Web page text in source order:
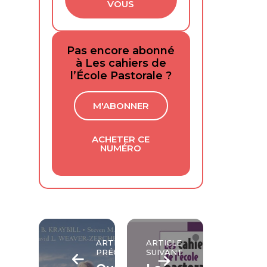
VOUS
Pas encore abonné
à Les cahiers de
l’École Pastorale ?
M'ABONNER
ACHETER CE
NUMÉRO
ARTICLE
PRÉCÉDENT
ARTICLE
SUIVANT